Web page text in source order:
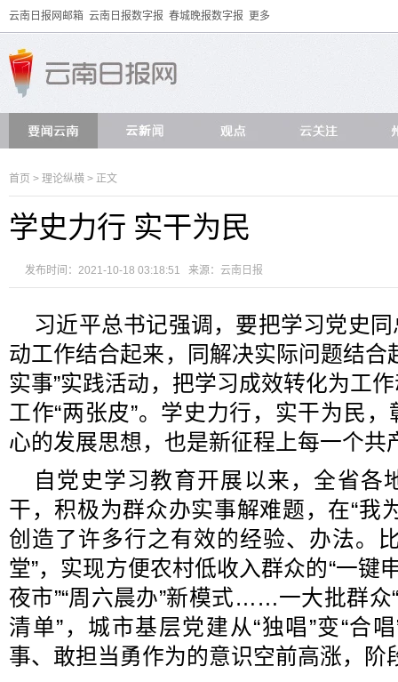
云南日报网邮箱 云南日报数字报 春城晚报数字报 更多
首页 > 理论纵横 > 正文
学史力行 实干为民
发布时间：2021-10-18 03:18:51 来源： 云南日报
习近平总书记强调，要把学习党史
动工作结合起来，同解决实际问题结合
实事”实践活动，把学习成效转化为工
工作“两张皮”。学史力行，实干为民
心的发展思想，也是新征程上每一个共
自党史学习教育开展以来，全省各
干，积极为群众办实事解难题，在“我
创造了许多行之有效的经验、办法。
堂”，实现方便农村低收入群众的“一键
夜市”“周六晨办”新模式……一大批群众
清单”，城市基层党建从“独唱”变“合
事、敢担当勇作为的意识空前高涨，阶